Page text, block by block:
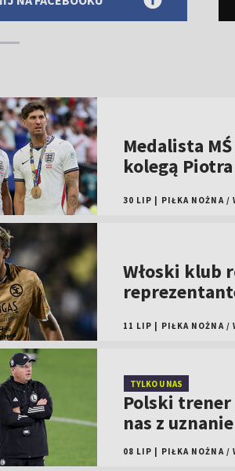
Medalista
kolegą
30 LIP PIŁKA NOŻNA /
Włoski klub
11 LIP PIŁKA NOŻNA /
TYLKO U NAS
Polski trener
nas z
08 LIP PIŁKA NOŻNA /